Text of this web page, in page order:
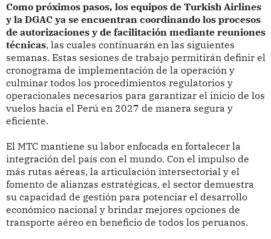
Como próximos pasos, los equipos de Turkish Airlines
y la DGAC ya se encuentran coordinando los procesos
de autorizaciones y de facilitación mediante reuniones
técnicas, las cuales continuarán en las siguientes
semanas. Estas sesiones de trabajo permitirán definir el
cronograma de implementación de la operación y
culminar todos los procedimientos regulatorios y
operacionales necesarios para garantizar el inicio de los
vuelos hacia el Perú en 2027 de manera segura y
eficiente.
El MTC mantiene su labor enfocada en fortalecer la
integración del país con el mundo. Con el impulso de
más rutas aéreas, la articulación intersectorial y el
fomento de alianzas estratégicas, el sector demuestra
su capacidad de gestión para potenciar el desarrollo
económico nacional y brindar mejores opciones de
transporte aéreo en beneficio de todos los peruanos.